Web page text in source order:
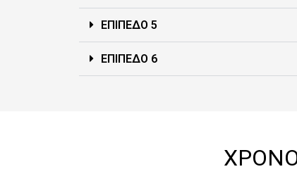
ΕΠΙΠΕΔΟ 5
ΕΠΙΠΕΔΟ 6